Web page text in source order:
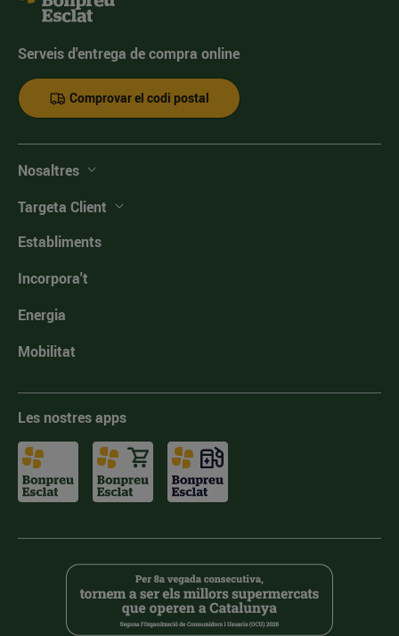
Serveis d'entrega de compra online
Comprovar el codi postal
Nosaltres
Targeta Client
Establiments
Incorpora't
Energia
Mobilitat
Les nostres apps